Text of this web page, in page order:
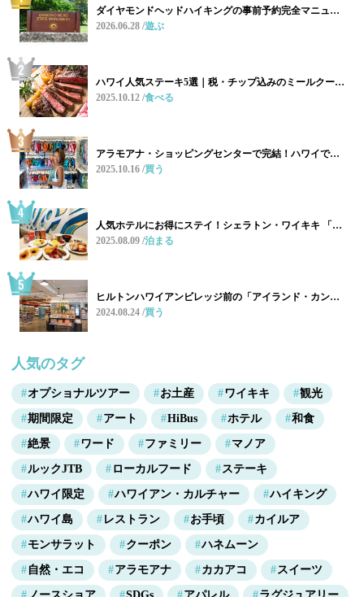
ダイヤモンドヘッドハイキングの事前予約完全マニュ…
2026.06.28 遊ぶ
ハワイ人気ステーキ5選｜税・チップ込みのミールクー…
2025.10.12 食べる
アラモアナ・ショッピングセンターで完結！ハワイで…
2025.10.16 買う
人気ホテルにお得にステイ！シェラトン・ワイキキ 「…
2025.08.09 泊まる
ヒルトンハワイアンビレッジ前の「アイランド・カン…
2024.08.24 買う
人気のタグ
オプショナルツアー お土産 ワイキキ 観光
期間限定 アート HiBus ホテル 和食
絶景 ワード ファミリー マノア
ルックJTB ローカルフード ステーキ
ハワイ限定 ハワイアン・カルチャー ハイキング
ハワイ島 レストラン お手頃 カイルア
モンサラット クーポン ハネムーン
自然・エコ アラモアナ カカアコ スイーツ